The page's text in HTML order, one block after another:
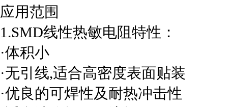
应用范围
1.SMD线性热敏电阻特性：
·体积小
·无引线,适合高密度表面贴装
·优良的可焊性及耐热冲击性